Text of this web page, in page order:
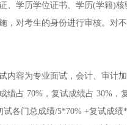
、学历学位证书、学历(学籍)
，对考生的身份进行审核。对
内容为专业面试，会计、审计
绩占 70%，复试成绩占 30%
各门总成绩/5*70% +复试成绩